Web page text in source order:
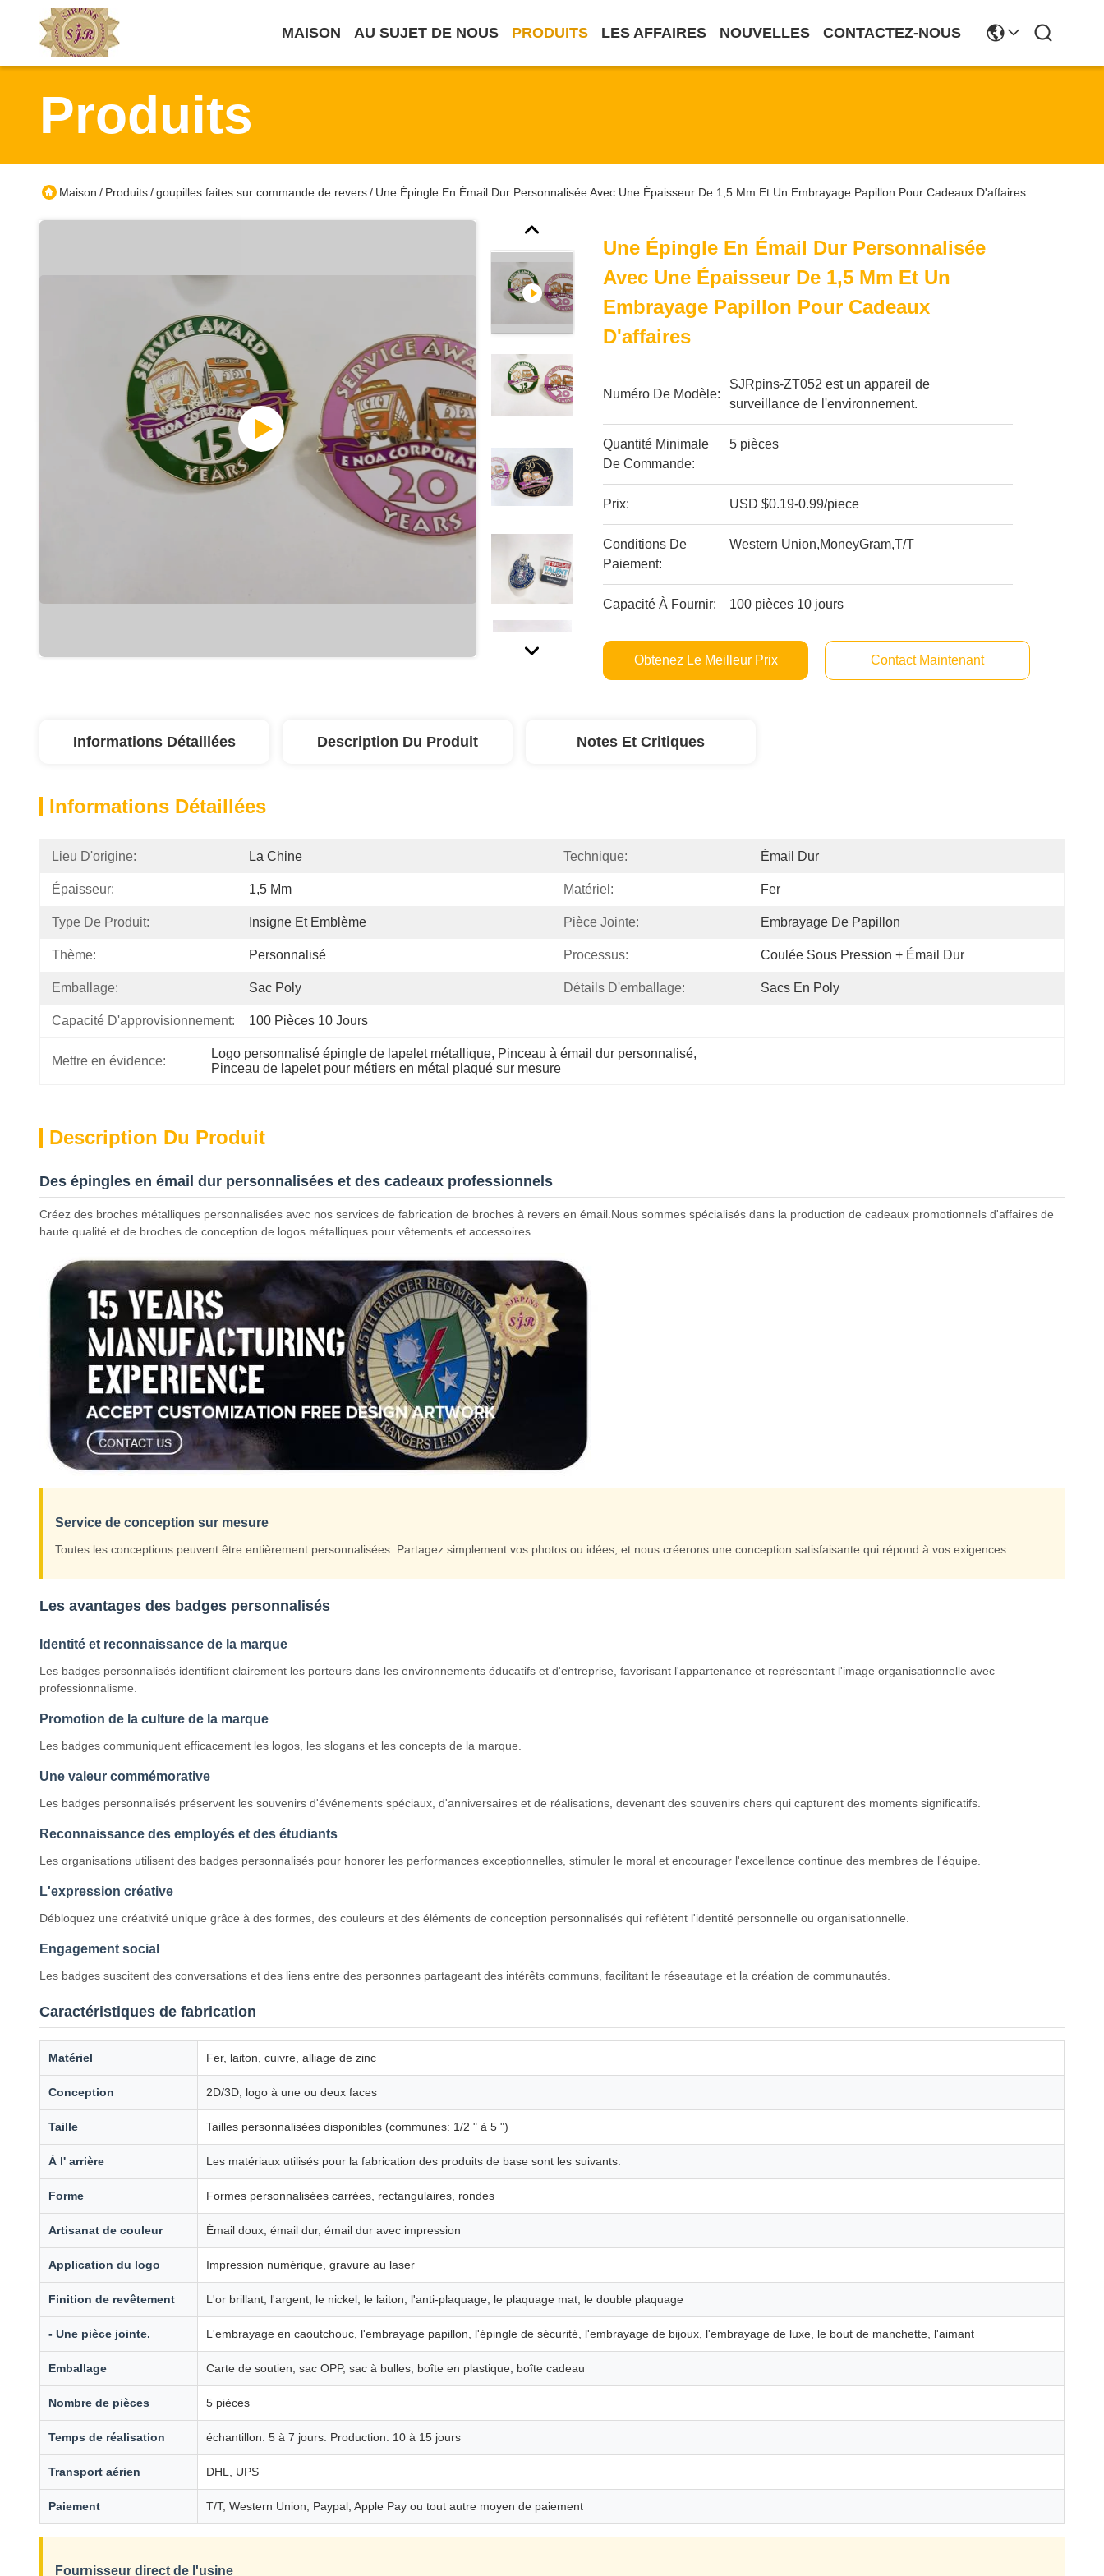
MAISON AU SUJET DE NOUS PRODUITS LES AFFAIRES NOUVELLES CONTACTEZ-NOUS
Produits
Maison / Produits/goupilles faites sur commande de revers/ Une Épingle En Émail Dur Personnalisée Avec Une Épaisseur De 1,5 Mm Et Un Embrayage Papillon Pour Cadeaux D'affaires
Une Épingle En Émail Dur Personnalisée
Avec Une Épaisseur De 1,5 Mm Et Un
Embrayage Papillon Pour Cadeaux
D'affaires
Numéro De Modèle:
SJRpins-ZT052 est un appareil de
surveillance de l'environnement.
Quantité Minimale
De Commande:
5 pièces
Prix: USD $0.19-0.99/piece
Conditions De
Paiement:
Western Union,MoneyGram,T/T
Capacité À Fournir: 100 pièces 10 jours
Obtenez Le Meilleur Prix Contact Maintenant
Informations Détaillées Description Du Produit Notes Et Critiques
Informations Détaillées
Lieu D'origine: La Chine Technique: Émail Dur
Épaisseur: 1,5 Mm Matériel: Fer
Type De Produit: Insigne Et Emblème Pièce Jointe: Embrayage De Papillon
Thème: Personnalisé Processus: Coulée Sous Pression + Émail Dur
Emballage: Sac Poly Détails D'emballage: Sacs En Poly
Capacité D'approvisionnement: 100 Pièces 10 Jours
Mettre en évidence:
Logo personnalisé épingle de lapelet métallique, Pinceau à émail dur personnalisé,
Pinceau de lapelet pour métiers en métal plaqué sur mesure
Description Du Produit
Des épingles en émail dur personnalisées et des cadeaux professionnels
Créez des broches métalliques personnalisées avec nos services de fabrication de broches à revers en émail.Nous sommes spécialisés dans la production de cadeaux promotionnels d'affaires de
haute qualité et de broches de conception de logos métalliques pour vêtements et accessoires.
Service de conception sur mesure
Toutes les conceptions peuvent être entièrement personnalisées. Partagez simplement vos photos ou idées, et nous créerons une conception satisfaisante qui répond à vos exigences.
Les avantages des badges personnalisés
Identité et reconnaissance de la marque
Les badges personnalisés identifient clairement les porteurs dans les environnements éducatifs et d'entreprise, favorisant l'appartenance et représentant l'image organisationnelle avec
professionnalisme.
Promotion de la culture de la marque
Les badges communiquent efficacement les logos, les slogans et les concepts de la marque.
Une valeur commémorative
Les badges personnalisés préservent les souvenirs d'événements spéciaux, d'anniversaires et de réalisations, devenant des souvenirs chers qui capturent des moments significatifs.
Reconnaissance des employés et des étudiants
Les organisations utilisent des badges personnalisés pour honorer les performances exceptionnelles, stimuler le moral et encourager l'excellence continue des membres de l'équipe.
L'expression créative
Débloquez une créativité unique grâce à des formes, des couleurs et des éléments de conception personnalisés qui reflètent l'identité personnelle ou organisationnelle.
Engagement social
Les badges suscitent des conversations et des liens entre des personnes partageant des intérêts communs, facilitant le réseautage et la création de communautés.
Caractéristiques de fabrication
Matériel Fer, laiton, cuivre, alliage de zinc
Conception 2D/3D, logo à une ou deux faces
Taille Tailles personnalisées disponibles (communes: 1/2 " à 5 ")
À l' arrière Les matériaux utilisés pour la fabrication des produits de base sont les suivants:
Forme Formes personnalisées carrées, rectangulaires, rondes
Artisanat de couleur Émail doux, émail dur, émail dur avec impression
Application du logo Impression numérique, gravure au laser
Finition de revêtement L'or brillant, l'argent, le nickel, le laiton, l'anti-plaquage, le plaquage mat, le double plaquage
- Une pièce jointe. L'embrayage en caoutchouc, l'embrayage papillon, l'épingle de sécurité, l'embrayage de bijoux, l'embrayage de luxe, le bout de manchette, l'aimant
Emballage Carte de soutien, sac OPP, sac à bulles, boîte en plastique, boîte cadeau
Nombre de pièces 5 pièces
Temps de réalisation échantillon: 5 à 7 jours. Production: 10 à 15 jours
Transport aérien DHL, UPS
Paiement T/T, Western Union, Paypal, Apple Pay ou tout autre moyen de paiement
Fournisseur direct de l'usine